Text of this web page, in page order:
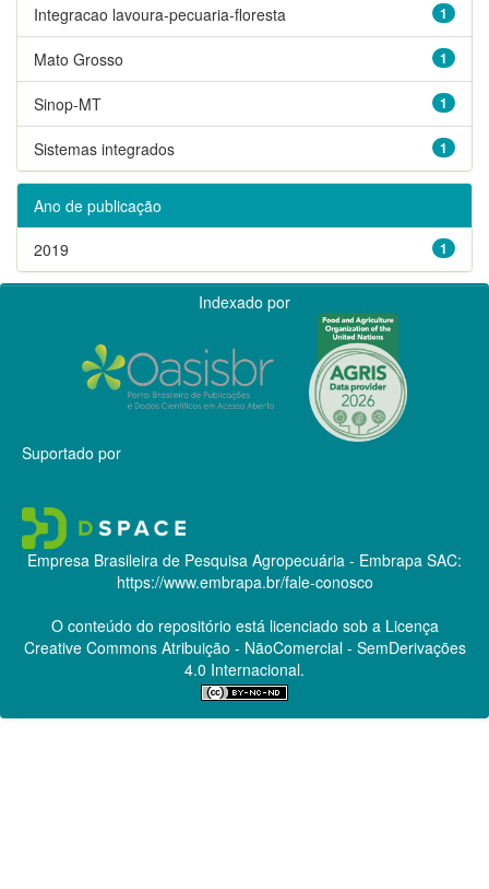
1
Integracao lavoura-pecuaria-floresta
1
Mato Grosso
1
Sinop-MT
1
Sistemas integrados
Ano de publicação
1
2019
Indexado por
Suportado por
Empresa Brasileira de Pesquisa Agropecuária - Embrapa SAC:
https://www.embrapa.br/fale-conosco
O conteúdo do repositório está licenciado sob a Licença
Creative CommonsAtribuição - NãoComercial - SemDerivações
4.0 Internacional.